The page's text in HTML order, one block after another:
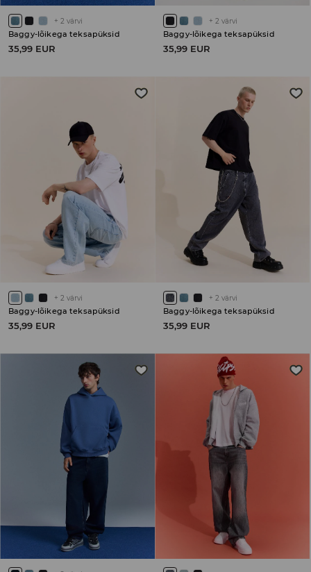
+ 2 värvi
Baggy-lõikega teksapüksid
35,99 EUR
+ 2 värvi
Baggy-lõikega teksapüksid
35,99 EUR
+ 2 värvi
Baggy-lõikega teksapüksid
35,99 EUR
+ 2 värvi
Baggy-lõikega teksapüksid
35,99 EUR